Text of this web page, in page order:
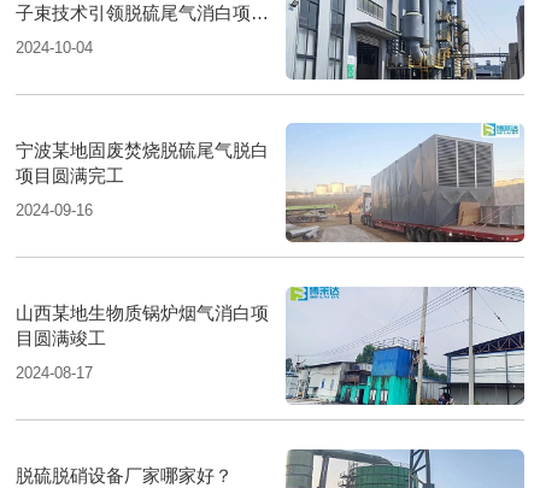
子束技术引领脱硫尾气消白项目
圆满落成
2024-10-04
宁波某地固废焚烧脱硫尾气脱白
项目圆满完工
2024-09-16
山西某地生物质锅炉烟气消白项
目圆满竣工
2024-08-17
脱硫脱硝设备厂家哪家好？